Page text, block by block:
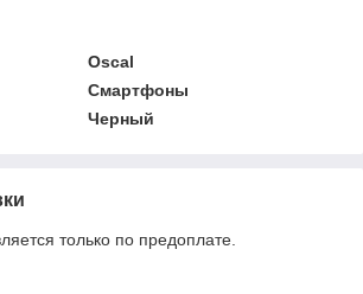
Oscal
Смартфоны
Черный
только по предоплате.